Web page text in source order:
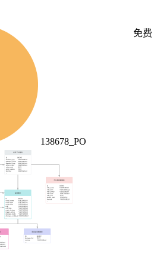
138678_PO
免费